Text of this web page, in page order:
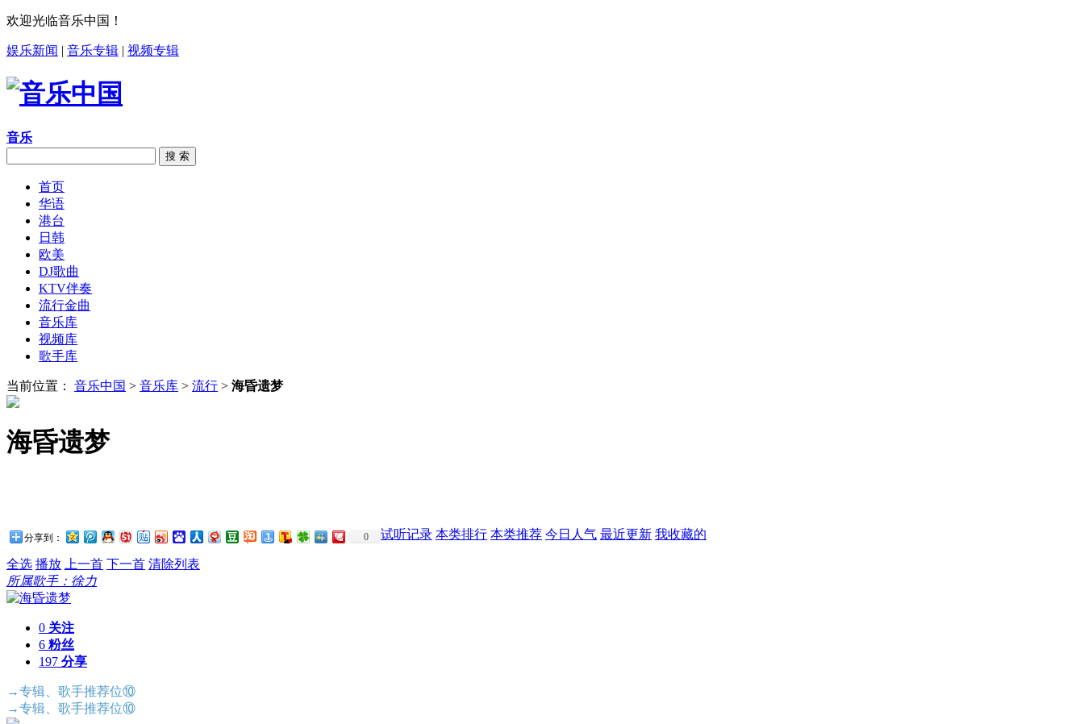
欢迎光临音乐中国！
娱乐新闻 | 音乐专辑 | 视频专辑
音乐
搜 索
首页
华语
港台
日韩
欧美
DJ歌曲
KTV伴奏
流行金曲
音乐库
视频库
歌手库
当前位置： 音乐中国 > 音乐库 > 流行 > 海昏遗梦
海昏遗梦
分享到： 0 试听记录 本类排行 本类推荐 今日人气 最近更新 我收藏的
全选 播放 上一首 下一首 清除列表
所属歌手：徐力
0 关注
6 粉丝
197 分享
→专辑、歌手推荐位⑩
→专辑、歌手推荐位⑩